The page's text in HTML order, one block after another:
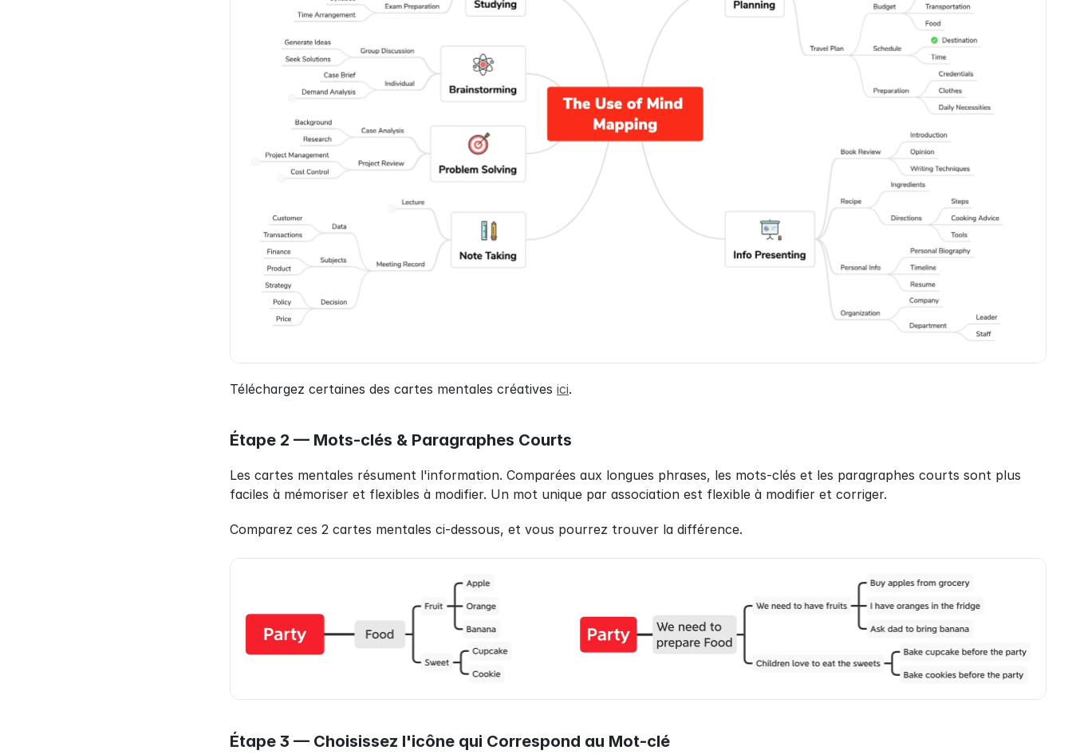
Téléchargez certaines des cartes mentales créatives ici.
Étape 2 — Mots-clés & Paragraphes Courts
Les cartes mentales résument l'information. Comparées aux longues phrases, les mots-clés et les paragraphes courts sont plus
faciles à mémoriser et flexibles à modifier. Un mot unique par association est flexible à modifier et corriger.
Comparez ces 2 cartes mentales ci-dessous, et vous pourrez trouver la différence.
Étape 3 — Choisissez l'icône qui Correspond au Mot-clé